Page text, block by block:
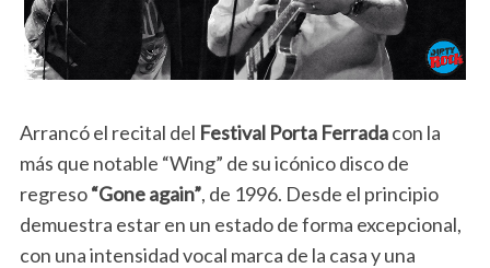
Arrancó el recital del Festival Porta Ferradacon la
más que notable “Wing” de su icónico disco de
regreso“Gone again”, de 1996. Desde el principio
demuestra estar en un estado de forma excepcional,
con una intensidad vocal marca de la casa y una